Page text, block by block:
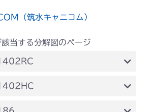
（筑水キャニコム）
当する分解図のページ
ントデフ FIG4 ナックル
ントデフ FIG4 ナックル